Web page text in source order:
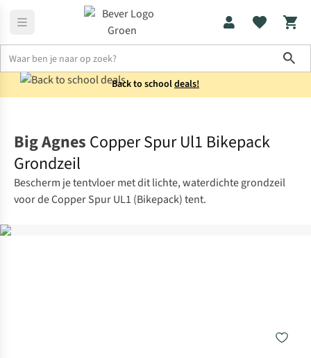
Back to schooldeals!
Big Agnes Copper Spur Ul1 Bikepack
Grondzeil
Bescherm je tentvloer met dit lichte, waterdichte grondzeil
voor de Copper Spur UL1 (Bikepack) tent.